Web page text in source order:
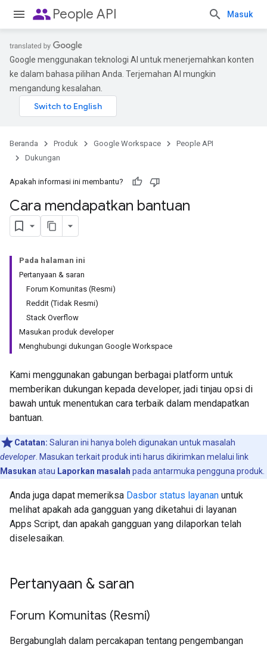
peoplePeople API Masuk
Google menggunakan teknologi AI untuk menerjemahkan konten
ke dalam bahasa pilihan Anda. Terjemahan AI mungkin
mengandung kesalahan.
Beranda Produk Google Workspace
People API
Dukungan
Apakah informasi ini membantu?
Cara mendapatkan bantuan
Pada halaman ini
Pertanyaan & saran
Forum Komunitas (Resmi)
Reddit (Tidak Resmi)
Stack Overflow
Masukan produk developer
Menghubungi dukungan Google Workspace
Kami menggunakan gabungan berbagai platform untuk
memberikan dukungan kepada developer, jadi tinjau opsi di
bawah untuk menentukan cara terbaik dalam mendapatkan
bantuan.
Catatan: Saluran ini hanya boleh digunakan untuk masalah
developer . Masukan terkait produk inti harus dikirimkan melalui link
Masukan atau Laporkan masalah pada antarmuka pengguna produk.
Anda juga dapat memeriksa Dasbor status layanan untuk
melihat apakah ada gangguan yang diketahui di layanan
Apps Script, dan apakah gangguan yang dilaporkan telah
diselesaikan.
Pertanyaan & saran
Forum Komunitas (Resmi)
Bergabunglah dalam percakapan tentang pengembangan